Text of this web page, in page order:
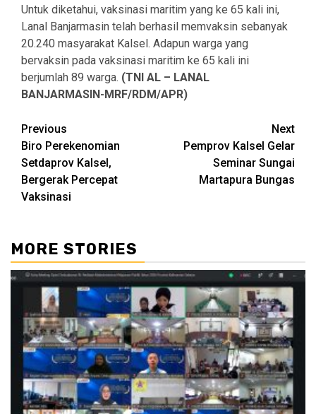
Untuk diketahui, vaksinasi maritim yang ke 65 kali ini,
Lanal Banjarmasin telah berhasil memvaksin sebanyak
20.240 masyarakat Kalsel. Adapun warga yang
bervaksin pada vaksinasi maritim ke 65 kali ini
berjumlah 89 warga. (TNI AL – LANAL
BANJARMASIN-MRF/RDM/APR)
Continue
Reading
Previous
Biro Perekenomian
Setdaprov Kalsel,
Bergerak Percepat
Vaksinasi
Next
Pemprov Kalsel Gelar
Seminar Sungai
Martapura Bungas
MORE STORIES